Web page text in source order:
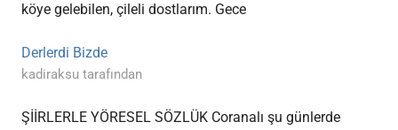
köye gelebilen, çileli dostlarım. Gece
Derlerdi Bizde
kadiraksu tarafından
ŞİİRLERLE YÖRESEL SÖZLÜK Coranalı şu günlerde